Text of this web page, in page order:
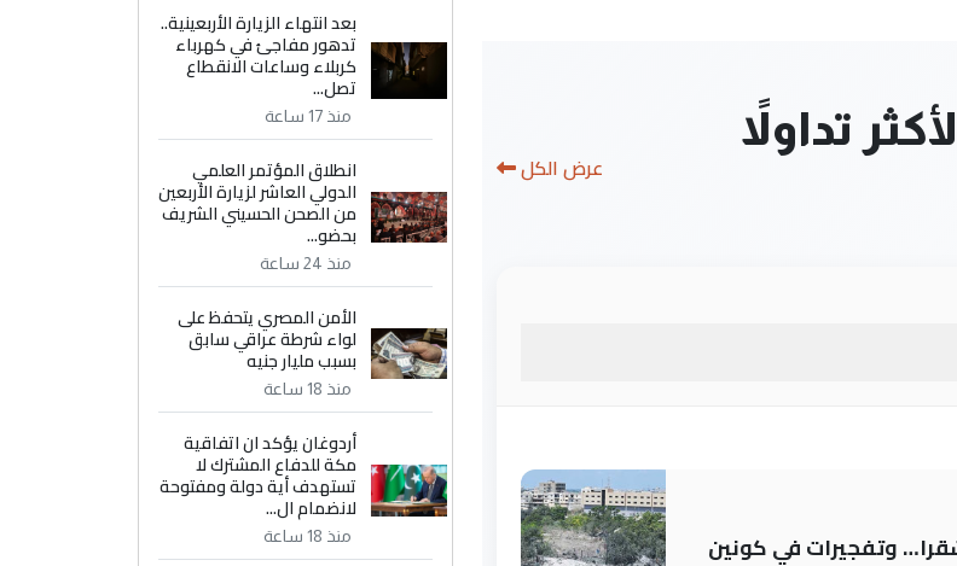
تداولاً
عرض الكل
وتفجيرات في كونين
بعد انتهاء الزيارة الأربعينية..
تدهور مفاجئ في كهرباء
كربلاء وساعات الانقطاع
تصل...
منذ 17 ساعة
انطلاق المؤتمر العلمي
الدولي العاشر لزيارة الأربعين
من الصحن الحسيني الشريف
بحضو...
منذ 24 ساعة
الأمن المصري يتحفظ على
لواء شرطة عراقي سابق
بسبب مليار جنيه
منذ 18 ساعة
أردوغان يؤكد ان اتفاقية
مكة للدفاع المشترك لا
تستهدف أية دولة ومفتوحة
لانضمام ال...
منذ 18 ساعة